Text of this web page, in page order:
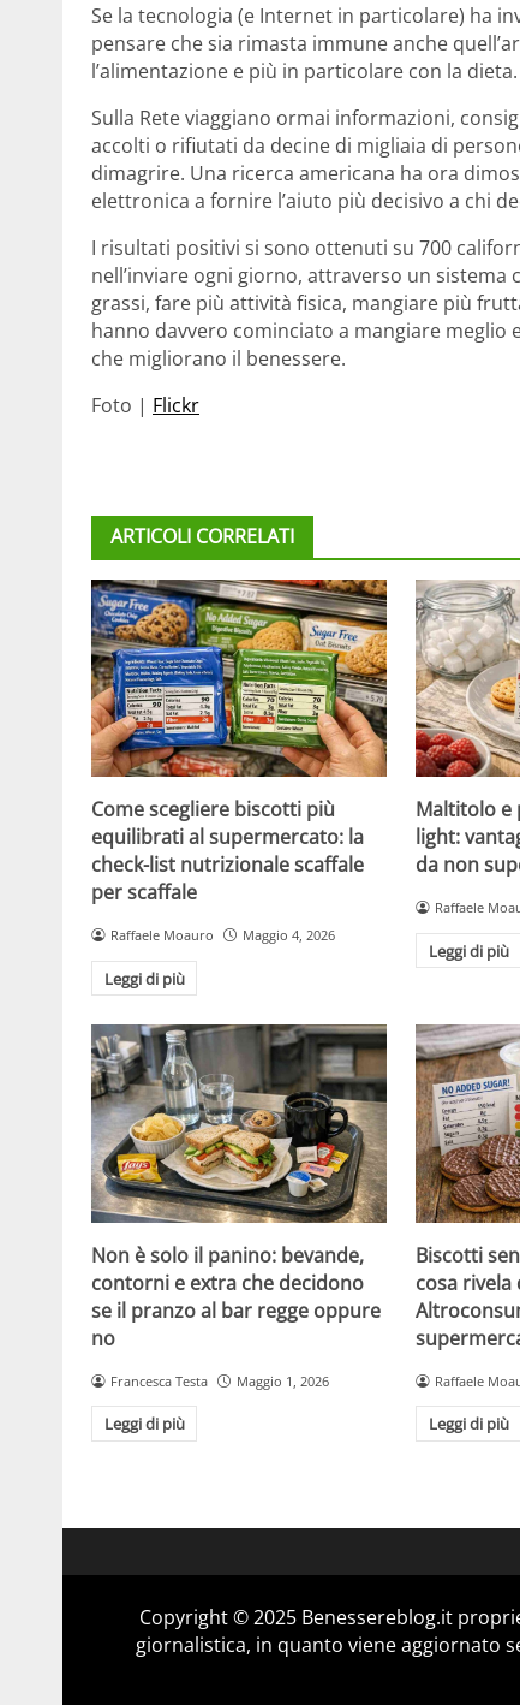
Se la tecnologia (e Internet in particolare) ha
pensare che sia rimasta immune anche
l’alimentazione e più in particolare con la dieta.
Sulla Rete viaggiano ormai informazioni,
accolti o rifiutati da decine di migliaia di
dimagrire. Una ricerca americana ha ora
elettronica a fornire l’aiuto più decisivo a chi
I risultati positivi si sono ottenuti su 700
nell’inviare ogni giorno, attraverso un sistema
grassi, fare più attività fisica, mangiare più
hanno davvero cominciato a mangiare
che migliorano il benessere.
Foto | Flickr
ARTICOLI CORRELATI
Come scegliere biscotti più
equilibrati al supermercato: la
check-list nutrizionale scaffale
per scaffale
Raffaele Moauro Maggio 4, 2026
Leggi di più
Maltitolo e
light:
da non
Raffaele
Leggi di più
Non è solo il panino: bevande,
contorni e extra che decidono
se il pranzo al bar regge oppure
no
Francesca Testa Maggio 1, 2026
Leggi di più
Biscotti
cosa rivela
Raffaele
Leggi di più
Copyright © 2025 Benessereblog.it
giornalistica, in quanto viene aggiornato